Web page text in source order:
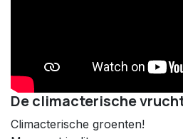
De climacterische
Climacterische groenten!